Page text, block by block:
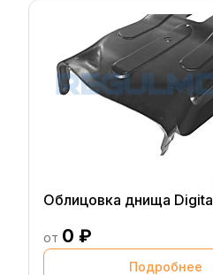
Облицовка днища Digita
от 0 ₽
Подробнее